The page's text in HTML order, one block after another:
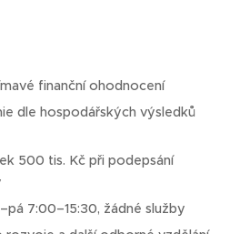
finanční ohodnocení
dle hospodářských výsledků
500 tis. Kč při podepsání
7:00–15:30, žádné služby